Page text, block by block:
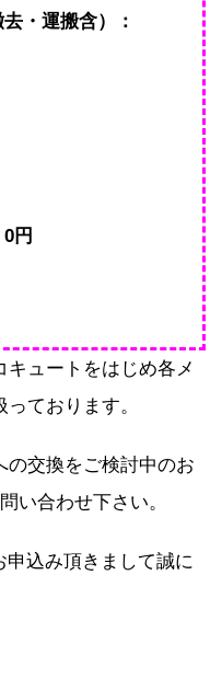
・運搬含）：
円
ュートをはじめ各メ
ております。
の交換をご検討中のお
い合わせ下さい。
込み頂きまして誠に